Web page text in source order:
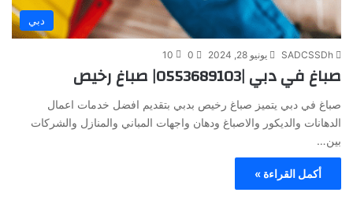
دبي
SADCSSDh يونيو 28, 2024 0
10
صباغ في دبي |0553689103| صباغ رخيص
صباغ في دبي يتميز صباغ رخيص بدبي بتقديم افضل خدمات اعمال
الدهانات والديكور والاصباغ ودهان واجهات المباني والمنازل والشركات
بين…
أكمل القراءة »